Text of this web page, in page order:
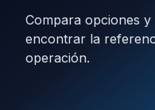
Compara opciones
encontrar la
operación.